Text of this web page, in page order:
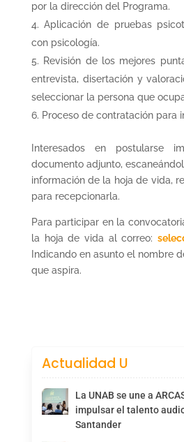
por la dirección del Programa.
Aplicación de pruebas
con psicología.
Revisión de los mejores
entrevista, disertación y
seleccionar la persona que
Proceso de contratación para
Interesados en postularse
documento adjunto,
información de la hoja de vida,
para recepcionarla.
Para participar en la
la hoja de vida al correo:
Indicando en asunto el nombre
que aspira.
Actualidad U
La UNAB se une a
impulsar el talento
Santander